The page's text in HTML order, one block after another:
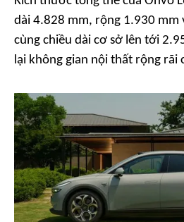
dài 4.828 mm, rộng 1.930 mm
cùng chiều dài cơ sở lên tới
lại không gian nội thất rộng rãi